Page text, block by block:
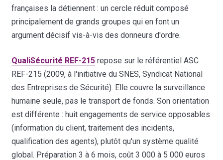
françaises la détiennent : un cercle réduit composé
principalement de grands groupes qui en font un
argument décisif vis-à-vis des donneurs d'ordre.
QualiSécurité REF-215 repose sur le référentiel ASC
REF-215 (2009, à l'initiative du SNES, Syndicat National
des Entreprises de Sécurité). Elle couvre la surveillance
humaine seule, pas le transport de fonds. Son orientation
est différente : huit engagements de service opposables
(information du client, traitement des incidents,
qualification des agents), plutôt qu'un système qualité
global. Préparation 3 à 6 mois, coût 3 000 à 5 000 euros